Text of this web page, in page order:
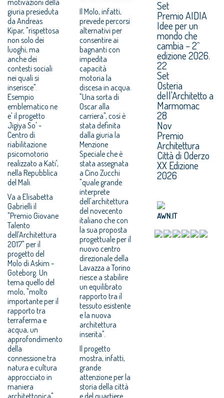
giuria presieduta
da Andreas
Kipar, "rispettosa
non solo dei
luoghi, ma
anche dei
contesti sociali
nei quali si
inserisce".
Esempio
emblematico ne
e' il progetto
Jigiya So' -
Centro di
riabilitazione
psicomotorio
realizzato a Kati',
nella Repubblica
del Mali.
Va a Elisabetta
Gabrielli il
"Premio Giovane
Talento
dell'Architettura
2017" per il
progetto del
Molo di Askim -
Goteborg. Un
tema quello del
molo, "molto
importante per il
rapporto tra
terraferma e
acqua, un
approfondimento
della
connessione tra
natura e cultura
approcciato in
maniera
architettonica"
Il Molo, infatti,
prevede percorsi
alternativi per
consentire ai
bagnanti con
impedita
capacità
motoria la
discesa in acqua.
"Una sorta di
Oscar alla
carriera", così è
stata definita
dalla giuria la
Menzione
Speciale che è
stata assegnata
a Cino Zucchi
"quale grande
interprete
dell'architettura
del novecento
italiano che con
la sua proposta
progettuale per il
nuovo centro
direzionale della
Lavazza a Torino
riesce a stabilire
un equilibrato
rapporto tra il
tessuto esistente
e la nuova
architettura
inserita".
Il progetto
mostra, infatti,
grande
attenzione per la
storia della città
e del quartiere,
Set
Premio AIDIA
Idee per un
mondo che
cambia – 2^
edizione 2026.
22
Set
Osteria
dell'Architetto a
Marmomac
28
Nov
Premio
Architettura
Città di Oderzo
XX Edizione
2026
AWN.IT